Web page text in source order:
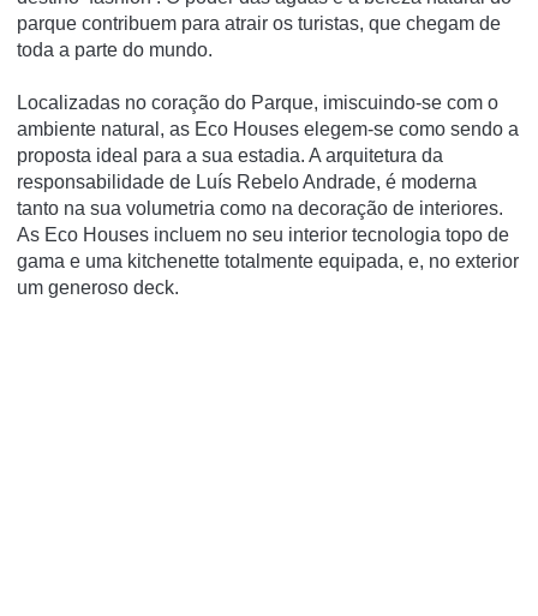
parque contribuem para atrair os turistas, que chegam de
toda a parte do mundo.
Localizadas no coração do Parque, imiscuindo-se com o
ambiente natural, as Eco Houses elegem-se como sendo a
proposta ideal para a sua estadia. A arquitetura da
responsabilidade de Luís Rebelo Andrade, é moderna
tanto na sua volumetria como na decoração de interiores.
As Eco Houses incluem no seu interior tecnologia topo de
gama e uma kitchenette totalmente equipada, e, no exterior
um generoso deck.